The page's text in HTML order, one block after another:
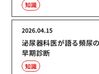
知識
泌尿器科医が語る頻尿
早期診断
2026.04.15
知識